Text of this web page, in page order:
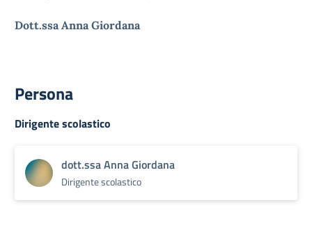
Dott.ssa Anna Giordana
Persona
Dirigente scolastico
dott.ssa Anna Giordana
Dirigente scolastico